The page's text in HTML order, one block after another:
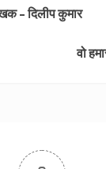
– दिलीप कुमार
वो